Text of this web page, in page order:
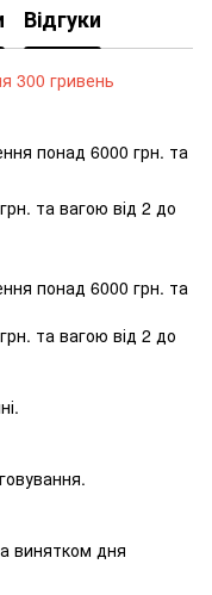
Відгуки
300 гривень
понад 6000 грн. та
та вагою від 2 до
понад 6000 грн. та
та вагою від 2 до
винятком дня